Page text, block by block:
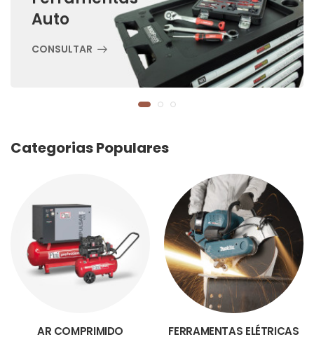
Auto
CONSULTAR
Categorias Populares
AR COMPRIMIDO FERRAMENTAS ELÉTRICAS